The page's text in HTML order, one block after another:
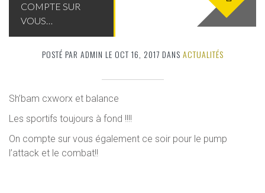
COMPTE SUR
VOUS…
POSTÉ PAR ADMIN LE OCT 16, 2017 DANS ACTUALITÉS
Sh’bam cxworx et balance
Les sportifs toujours à fond !!!!
On compte sur vous également ce soir pour le pump
l’attack et le combat!!